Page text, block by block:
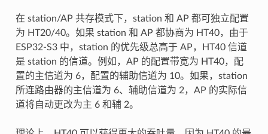
在 station/AP 共存模式下，station 和 AP 都可独立配置
为 HT20/40。如果 station 和 AP 都协商为 HT40，由于
ESP32-S3 中，station 的优先级总高于 AP，HT40 信道
是 station 的信道。例如，AP 的配置带宽为 HT40，配
置的主信道为 6，配置的辅助信道为 10。如果，station
所连路由器的主信道为 6、辅助信道为 2，AP 的实际信
道将自动更改为主 6 和辅 2。